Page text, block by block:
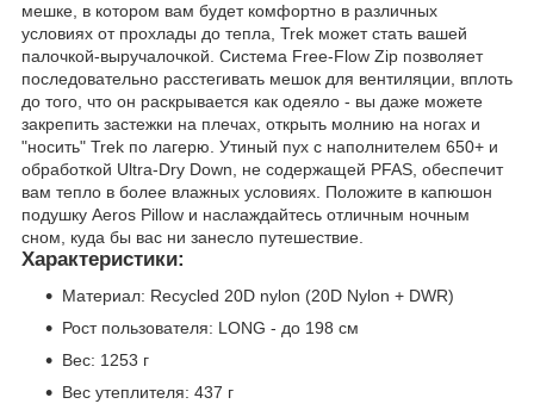
мешке, в котором вам будет комфортно в различных
условиях от прохлады до тепла, Trek может стать вашей
палочкой-выручалочкой. Система Free-Flow Zip позволяет
последовательно расстегивать мешок для вентиляции, вплоть
до того, что он раскрывается как одеяло - вы даже можете
закрепить застежки на плечах, открыть молнию на ногах и
"носить" Trek по лагерю. Утиный пух с наполнителем 650+ и
обработкой Ultra-Dry Down, не содержащей PFAS, обеспечит
вам тепло в более влажных условиях. Положите в капюшон
подушку Aeros Pillow и наслаждайтесь отличным ночным
сном, куда бы вас ни занесло путешествие.
Характеристики:
Материал: Recycled 20D nylon (20D Nylon + DWR)
Рост пользователя: LONG - до 198 см
Вес: 1253 г
Вес утеплителя: 437 г